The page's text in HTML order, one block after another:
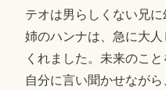
テオは男らしくない兄
姉のハンナは、急に大
くれました。未来のこ
自分に言い聞かせなが